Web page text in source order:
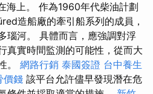
海上。 作為1960年代柴油計劃
造船廠的牽引船系列的成員，
瑙河。 具體而言，應強調對浮
真實時間監測的可能性，從而大
。 網路行銷 泰國簽證 台中養生
價錢 該平台允許儘早發現潛在危